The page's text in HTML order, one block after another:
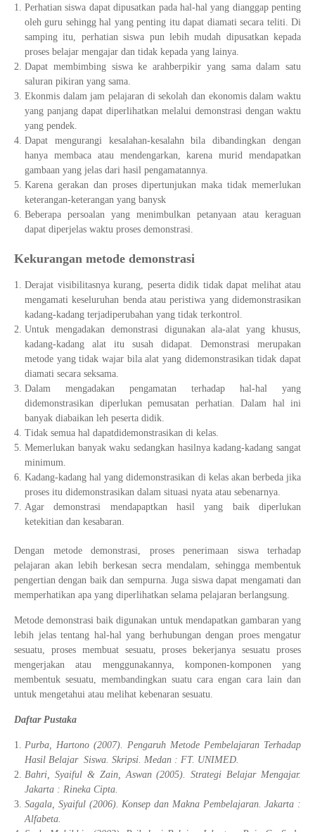
Perhatian siswa dapat dipusatkan pada hal-hal yang dianggap penting
oleh guru sehingg hal yang penting itu dapat diamati secara teliti. Di
samping itu, perhatian siswa pun lebih mudah dipusatkan kepada
proses belajar mengajar dan tidak kepada yang lainya.
Dapat membimbing siswa ke arahberpikir yang sama dalam satu
saluran pikiran yang sama.
Ekonmis dalam jam pelajaran di sekolah dan ekonomis dalam waktu
yang panjang dapat diperlihatkan melalui demonstrasi dengan waktu
yang pendek.
Dapat mengurangi kesalahan-kesalahn bila dibandingkan dengan
hanya membaca atau mendengarkan, karena murid mendapatkan
gambaan yang jelas dari hasil pengamatannya.
Karena gerakan dan proses dipertunjukan maka tidak memerlukan
keterangan-keterangan yang banysk
Beberapa persoalan yang menimbulkan petanyaan atau keraguan
dapat diperjelas waktu proses demonstrasi.
Kekurangan metode demonstrasi
Derajat visibilitasnya kurang, peserta didik tidak dapat melihat atau
mengamati keseluruhan benda atau peristiwa yang didemonstrasikan
kadang-kadang terjadiperubahan yang tidak terkontrol.
Untuk mengadakan demonstrasi digunakan ala-alat yang khusus,
kadang-kadang alat itu susah didapat. Demonstrasi merupakan
metode yang tidak wajar bila alat yang didemonstrasikan tidak dapat
diamati secara seksama.
Dalam mengadakan pengamatan terhadap hal-hal yang
didemonstrasikan diperlukan pemusatan perhatian. Dalam hal ini
banyak diabaikan leh peserta didik.
Tidak semua hal dapatdidemonstrasikan di kelas.
Memerlukan banyak waku sedangkan hasilnya kadang-kadang sangat
minimum.
Kadang-kadang hal yang didemonstrasikan di kelas akan berbeda jika
proses itu didemonstrasikan dalam situasi nyata atau sebenarnya.
Agar demonstrasi mendapaptkan hasil yang baik diperlukan
ketekitian dan kesabaran.
Dengan metode demonstrasi, proses penerimaan siswa terhadap
pelajaran akan lebih berkesan secra mendalam, sehingga membentuk
pengertian dengan baik dan sempurna. Juga siswa dapat mengamati dan
memperhatikan apa yang diperlihatkan selama pelajaran berlangsung.
Metode demonstrasi baik digunakan untuk mendapatkan gambaran yang
lebih jelas tentang hal-hal yang berhubungan dengan proes mengatur
sesuatu, proses membuat sesuatu, proses bekerjanya sesuatu proses
mengerjakan atau menggunakannya, komponen-komponen yang
membentuk sesuatu, membandingkan suatu cara engan cara lain dan
untuk mengetahui atau melihat kebenaran sesuatu.
Daftar Pustaka
Purba, Hartono (2007). Pengaruh Metode Pembelajaran Terhadap
Hasil Belajar Siswa. Skripsi. Medan : FT. UNIMED.
Bahri, Syaiful & Zain, Aswan (2005). Strategi Belajar Mengajar.
Jakarta : Rineka Cipta.
Sagala, Syaiful (2006). Konsep dan Makna Pembelajaran. Jakarta :
Alfabeta.